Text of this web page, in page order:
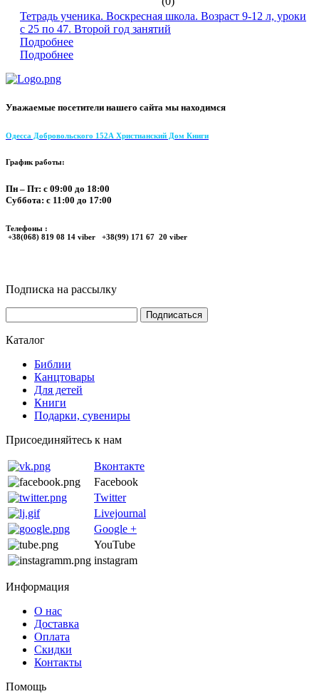
Тетрадь ученика. Воскресная школа. Возраст 9-12 л, уроки
с 25 по 47. Второй год занятий
Подробнее
Подробнее
Уважаемые посетители нашего сайта мы находимся
Одесса Добровольского 152А Христианский Дом Книги
График работы:
Пн – Пт: с 09:00 до 18:00
Суббота: с 11:00 до 17:00
Телефоны :
+38(068) 819 08 14 viber +38(99) 171 67 20 viber
Подписка на рассылку
Каталог
Библии
Канцтовары
Для детей
Книги
Подарки, сувениры
Присоединяйтесь к нам
Вконтакте
Facebook
Twitter
Livejournal
Google +
YouTube
instagram
Информация
О нас
Доставка
Оплата
Скидки
Контакты
Помощь